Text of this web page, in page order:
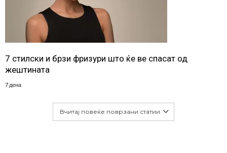
7 стилски и брзи фризури што ќе ве спасат од
жештината
7 дена
Вчитај повеќе поврзани статии